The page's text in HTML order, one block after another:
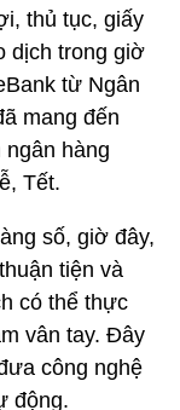
thủ tục, giấy
dịch trong giờ
từ Ngân
mang đến
hàng
Tết.
số, giờ đây,
tiện và
có thể thực
vân tay. Đây
công nghệ
động.